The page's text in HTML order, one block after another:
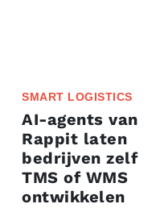
SMART LOGISTICS
AI-agents van
Rappit laten
bedrijven zelf
TMS of WMS
ontwikkelen